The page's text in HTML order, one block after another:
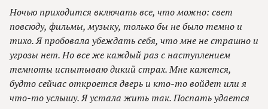
Ночью приходится включать все, что можно: свет
повсюду, фильмы, музыку, только бы не было темно и
тихо. Я пробовала убеждать себя, что мне не страшно и
угрозы нет. Но все же каждый раз с наступлением
темноты испытываю дикий страх. Мне кажется,
будто сейчас откроется дверь и кто-то войдет или я
что-то услышу. Я устала жить так. Поспать удается